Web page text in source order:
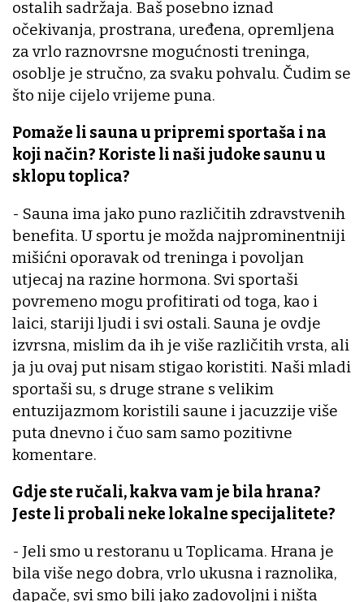
ostalih sadržaja. Baš posebno iznad
očekivanja, prostrana, uređena, opremljena
za vrlo raznovrsne mogućnosti treninga,
osoblje je stručno, za svaku pohvalu. Čudim se
što nije cijelo vrijeme puna.
Pomaže li sauna u pripremi sportaša i na
koji način? Koriste li naši judoke saunu u
sklopu toplica?
- Sauna ima jako puno različitih zdravstvenih
benefita. U sportu je možda najprominentniji
mišićni oporavak od treninga i povoljan
utjecaj na razine hormona. Svi sportaši
povremeno mogu profitirati od toga, kao i
laici, stariji ljudi i svi ostali. Sauna je ovdje
izvrsna, mislim da ih je više različitih vrsta, ali
ja ju ovaj put nisam stigao koristiti. Naši mladi
sportaši su, s druge strane s velikim
entuzijazmom koristili saune i jacuzzije više
puta dnevno i čuo sam samo pozitivne
komentare.
Gdje ste ručali, kakva vam je bila hrana?
Jeste li probali neke lokalne specijalitete?
- Jeli smo u restoranu u Toplicama. Hrana je
bila više nego dobra, vrlo ukusna i raznolika,
dapače, svi smo bili jako zadovoljni i ništa